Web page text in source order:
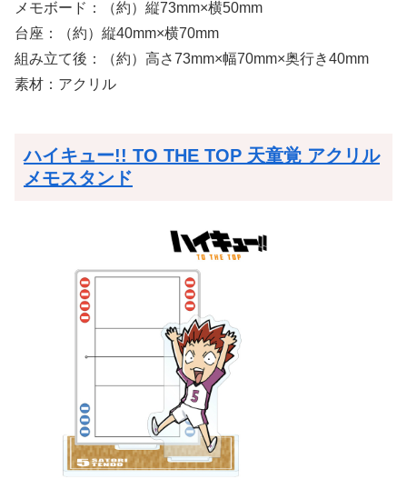
メモボード：（約）縦73mm×横50mm
台座：（約）縦40mm×横70mm
組み立て後：（約）高さ73mm×幅70mm×奥行き40mm
素材：アクリル
ハイキュー!! TO THE TOP 天童覚 アクリル
メモスタンド